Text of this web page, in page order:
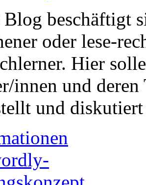
Blog beschäftigt
oder lese-
Hier
innen und
und